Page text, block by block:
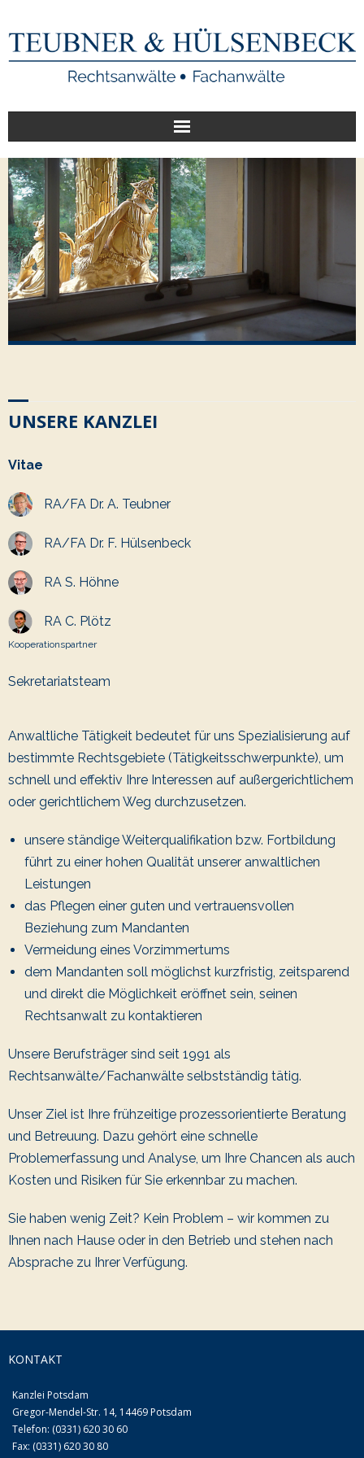
Start
Unsere Leistungen
Veröffentlichungen
Über uns
UNSERE KANZLEI
Vitae
RA/FA Dr. A. Teubner
RA/FA Dr. F. Hülsenbeck
RA S. Höhne
RA C. Plötz
Kooperationspartner
Sekretariatsteam
Anwaltliche Tätigkeit bedeutet für uns Spezialisierung auf
bestimmte Rechtsgebiete (Tätigkeitsschwerpunkte), um
schnell und effektiv Ihre Interessen auf außergerichtlichem
oder gerichtlichem Weg durchzusetzen.
unsere ständige Weiterqualifikation bzw. Fortbildung
führt zu einer hohen Qualität unserer anwaltlichen
Leistungen
das Pflegen einer guten und vertrauensvollen
Beziehung zum Mandanten
Vermeidung eines Vorzimmertums
dem Mandanten soll möglichst kurzfristig, zeitsparend
und direkt die Möglichkeit eröffnet sein, seinen
Rechtsanwalt zu kontaktieren
Unsere Berufsträger sind seit 1991 als
Rechtsanwälte/Fachanwälte selbstständig tätig.
Unser Ziel ist Ihre frühzeitige prozessorientierte Beratung
und Betreuung. Dazu gehört eine schnelle
Problemerfassung und Analyse, um Ihre Chancen als auch
Kosten und Risiken für Sie erkennbar zu machen.
Sie haben wenig Zeit? Kein Problem – wir kommen zu
Ihnen nach Hause oder in den Betrieb und stehen nach
Absprache zu Ihrer Verfügung.
KONTAKT
Kanzlei Potsdam
Gregor-Mendel-Str. 14, 14469 Potsdam
Telefon: (0331) 620 30 60
Fax: (0331) 620 30 80